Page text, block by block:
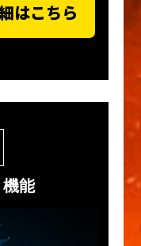
はこちら
能